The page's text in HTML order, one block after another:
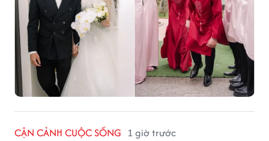
CẬN CẢNH CUỘC SỐNG 1 giờ trước